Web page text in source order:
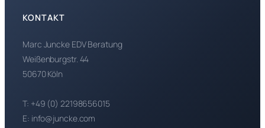
KONTAKT
Marc Juncke EDV Beratung
Weißenburgstr. 44
50670 Köln
T: +49 (0) 22198656015
E: info@juncke.com